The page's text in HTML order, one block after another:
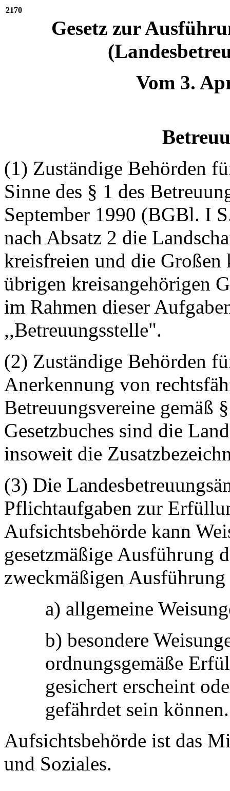
2170
Gesetz zur
Vom 3.
(1) Zuständige Behörden
Sinne des § 1 des
September 1990 (BGBl. I
nach Absatz 2 die
kreisfreien und die Großen
übrigen kreisangehörigen
im Rahmen dieser
,,Betreuungsstelle".
(2) Zuständige Behörden
Anerkennung von
Betreuungsvereine gemäß
Gesetzbuches sind die
insoweit die
(3) Die
Pflichtaufgaben zur
Aufsichtsbehörde kann
gesetzmäßige Ausführung
zweckmäßigen
a) allgemeine
b) besondere
ordnungsgemäße
gesichert erscheint
gefährdet sein können.
Aufsichtsbehörde ist das
und Soziales.